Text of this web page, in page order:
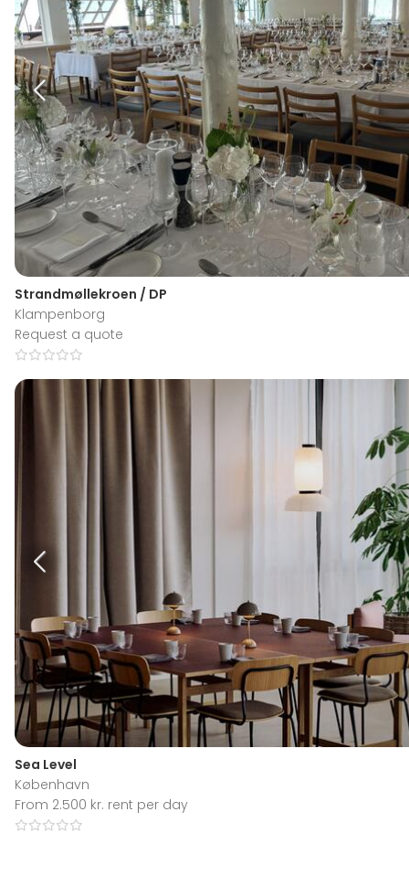
Strandmøllekroen / DP
Klampenborg
Request a quote
Sea Level
København
From 2.500 kr. rent per day